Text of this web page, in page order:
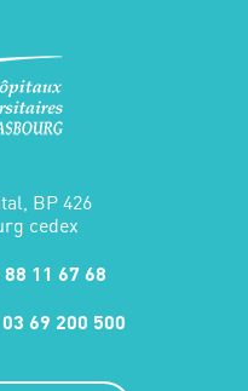
BP 426
cedex
88 11 67 68
03 69 200 500